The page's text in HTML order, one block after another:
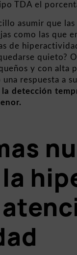
TDA el
asumir que
como las que
de
quieto?
y con alta
una respuesta a
la detección
la